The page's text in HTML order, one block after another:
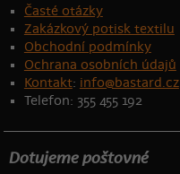
Časté otázky
Zakázkový potisk textilu
Obchodní podmínky
Ochrana osobních údajů
Kontakt: info@bastard.cz
Telefon: 355 455 192
Dotujeme poštovné